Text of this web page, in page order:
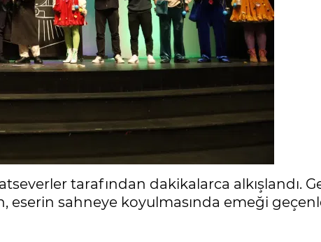
tarafından dakikalarca alkışlandı.
eserin sahneye koyulmasında emeği